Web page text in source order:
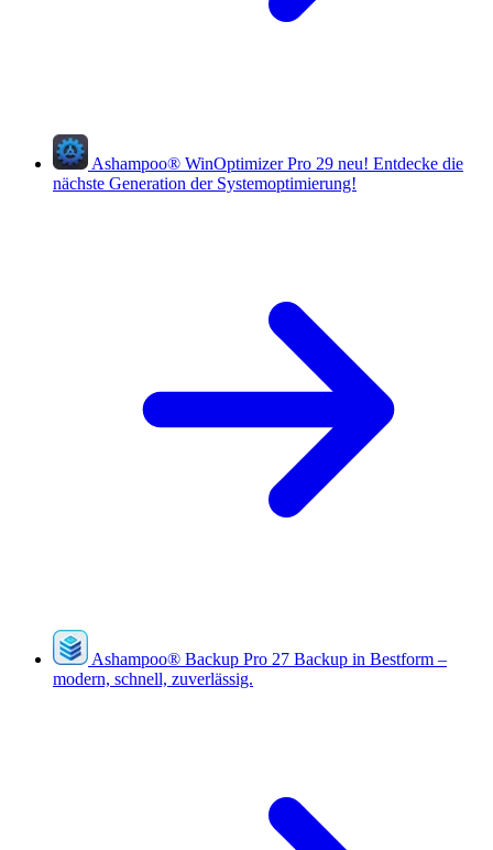
Ashampoo® WinOptimizer Pro 29 neu! Entdecke die
nächste Generation der Systemoptimierung!
Ashampoo® Backup Pro 27 Backup in Bestform –
modern, schnell, zuverlässig.